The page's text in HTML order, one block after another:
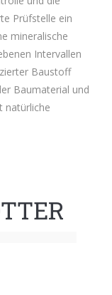
Prüfstelle ein
mineralische
Intervallen
Baustoff
Baumaterial und
natürliche